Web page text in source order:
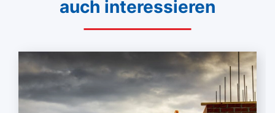
auch interessieren
Mehr lesen